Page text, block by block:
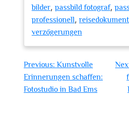
bilder, passbild fotograf,
professionell,
verzögerungen
Beitragsnavigation
Previous: Kunstvolle
Erinnerungen schaffen:
Fotostudio in Bad Ems